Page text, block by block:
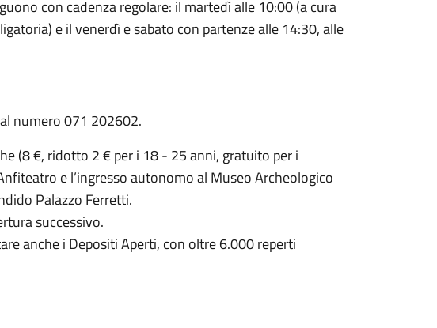
con cadenza regolare: il martedì alle 10:00 (a cura
e il venerdì e sabato con partenze alle 14:30, alle
numero 071 202602.
(8 €, ridotto 2 € per i 18 - 25 anni, gratuito per i
e l’ingresso autonomo al Museo Archeologico
Palazzo Ferretti.
successivo.
anche i Depositi Aperti, con oltre 6.000 reperti